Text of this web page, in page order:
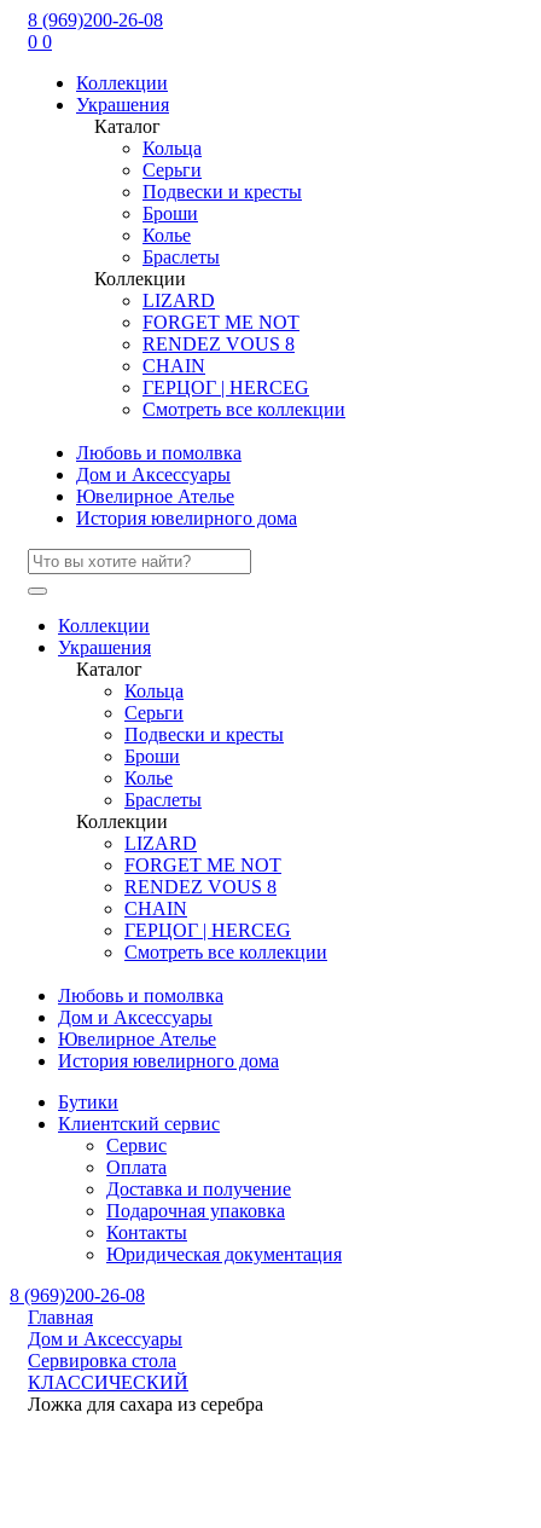
8 (969)200-26-08
0 0
Коллекции
Украшения
Каталог
Кольца
Серьги
Подвески и кресты
Броши
Колье
Браслеты
Коллекции
LIZARD
FORGET ME NOT
RENDEZ VOUS 8
CHAIN
ГЕРЦОГ | HERCEG
Смотреть все коллекции
Любовь и помолвка
Дом и Аксессуары
Ювелирное Ателье
История ювелирного дома
Коллекции
Украшения
Каталог
Кольца
Серьги
Подвески и кресты
Броши
Колье
Браслеты
Коллекции
LIZARD
FORGET ME NOT
RENDEZ VOUS 8
CHAIN
ГЕРЦОГ | HERCEG
Смотреть все коллекции
Любовь и помолвка
Дом и Аксессуары
Ювелирное Ателье
История ювелирного дома
Бутики
Клиентский сервис
Сервис
Оплата
Доставка и получение
Подарочная упаковка
Контакты
Юридическая документация
8 (969)200-26-08
Главная
Дом и Аксессуары
Сервировка стола
КЛАССИЧЕСКИЙ
Ложка для сахара из серебра